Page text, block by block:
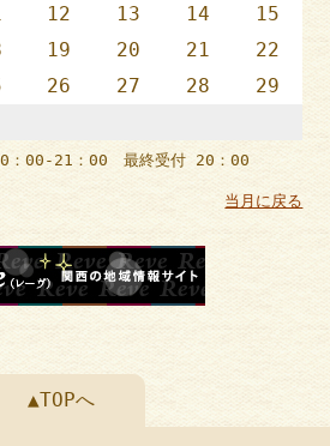
12 13 14
15
19 20 21
22
26 27 28
29
：00-21：00 最終受付 20：00
当月に戻る
▲TOPへ